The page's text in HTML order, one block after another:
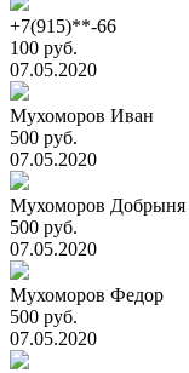
+7(915)**-66
100 руб.
07.05.2020
Мухоморов Иван
500 руб.
07.05.2020
Мухоморов Добрыня
500 руб.
07.05.2020
Мухоморов Федор
500 руб.
07.05.2020